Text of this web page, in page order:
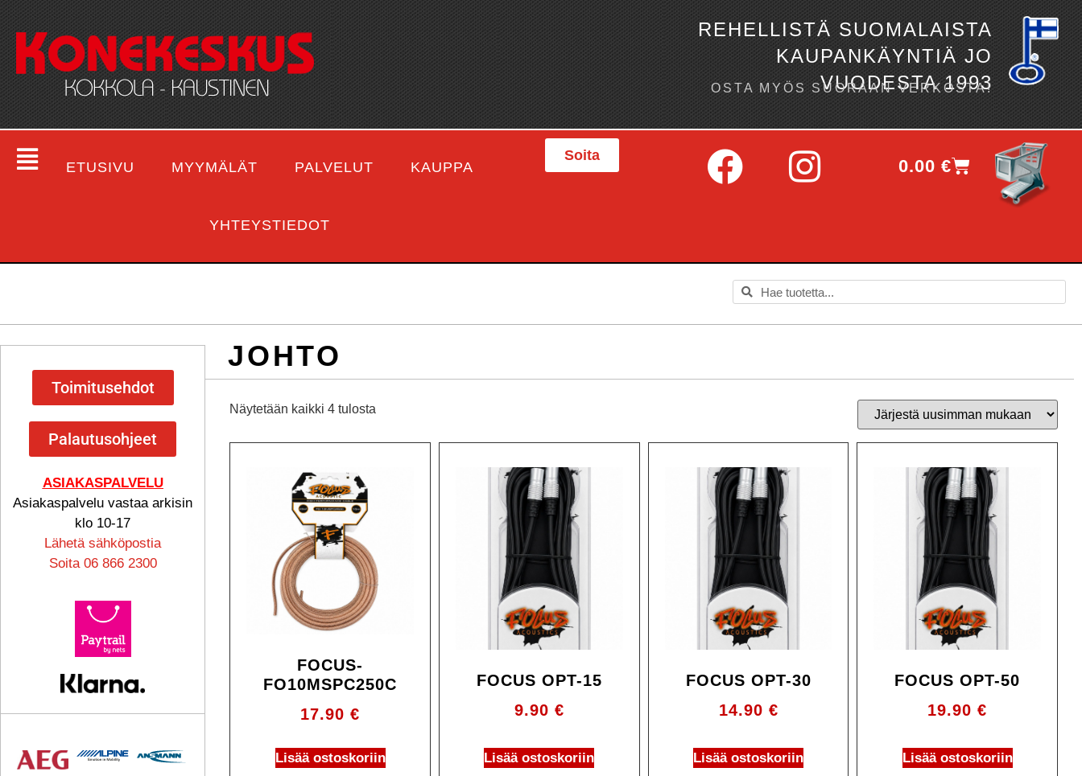
REHELLISTÄ SUOMALAISTA
KAUPANKÄYNTIÄ JO
VUODESTA 1993
OSTA MYÖS SUORAAN VERKOSTA!
ETUSIVU MYYMÄLÄT PALVELUT KAUPPA
YHTEYSTIEDOT
Soita
0.00€
Toimitusehdot
Palautusohjeet
ASIAKASPALVELU
Asiakaspalvelu vastaa arkisin
klo 10-17
Lähetä sähköpostia
Soita 06 866 2300
JOHTO
Näytetään kaikki 4 tulosta
FOCUS-
FO10MSPC250C
17.90€
Lisää ostoskoriin
FOCUS OPT-15
9.90 €
Lisää ostoskoriin
FOCUS OPT-30
14.90 €
Lisää ostoskoriin
FOCUS OPT-50
19.90€
Lisää ostoskoriin